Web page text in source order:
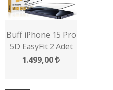
Buff iPhone 15 Pro
5D EasyFit 2 Adet
Ekran Koruyucu
1.499,00